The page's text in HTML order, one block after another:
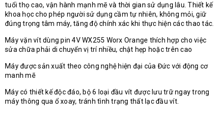
tuổi thọ cao, vận hành mạnh mẽ và thời gian sử dụng lâu. Thiết kế
khoa học cho phép người sử dụng cầm tự nhiên, không mỏi, giữ
đúng trọng tâm máy, tăng độ chính xác khi thực hiện các thao tác.
Máy vặn vít dùng pin 4V WX255 Worx Orange thích hợp cho việc
sửa chữa phải di chuyển vị trí nhiều, chật hẹp hoặc trên cao
Máy được sản xuất theo công nghệ hiện đại của Đức với động cơ
manh mẽ
Máy có thiết kế độc đáo, bộ 6 loại đầu vít được lưu trữ ngay trong
máy thông qua ổ xoay, tránh tình trạng thất lạc đầu vít.